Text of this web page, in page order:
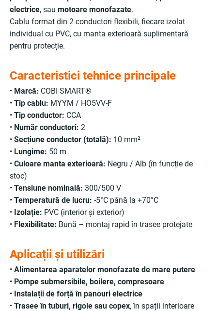
electrice, sau motoare monofazate.
Cablu format din 2 conductori flexibili, fiecare izolat
individual cu PVC, cu manta exterioară suplimentară
pentru protecție.
Caracteristici tehnice principale
• Marcă: COBI SMART®
• Tip cablu: MYYM / HO5VV-F
• Tip conductor: CCA
• Număr conductori: 2
• Secțiune conductor (totală): 10 mm²
• Lungime: 50 m
• Culoare manta exterioară: Negru / Alb (în funcție de
stoc)
• Tensiune nominală: 300/500 V
• Temperatură de lucru: -5°C până la +70°C
• Izolație: PVC (interior și exterior)
• Flexibilitate: Bună – montaj rapid în trasee protejate
Aplicații și utilizări
• Alimentarea aparatelor monofazate de mare putere
• Pompe submersibile, boilere, compresoare
• Instalații de forță în panouri electrice
• Trasee în tuburi, rigole sau copex, în spații interioare